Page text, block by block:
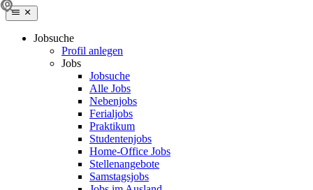
Jobsuche
Profil anlegen
Jobs
Jobsuche
Alle Jobs
Nebenjobs
Ferialjobs
Praktikum
Studentenjobs
Home-Office Jobs
Stellenangebote
Samstagsjobs